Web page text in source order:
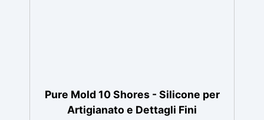
Pure Mold 10 Shores - Silicone per
Artigianato e Dettagli Fini